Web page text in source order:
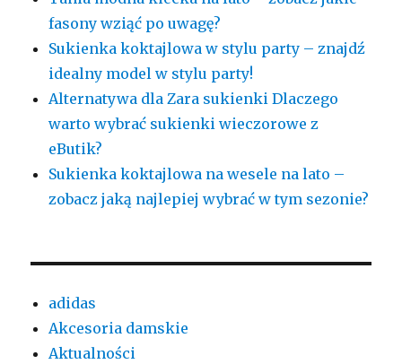
fasony wziąć po uwagę?
Sukienka koktajlowa w stylu party – znajdź
idealny model w stylu party!
Alternatywa dla Zara sukienki Dlaczego
warto wybrać sukienki wieczorowe z
eButik?
Sukienka koktajlowa na wesele na lato –
zobacz jaką najlepiej wybrać w tym sezonie?
adidas
Akcesoria damskie
Aktualności